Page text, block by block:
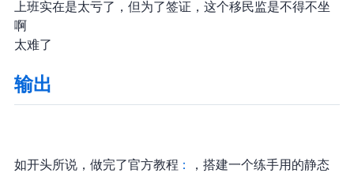
上班实在是太亏了，但为了签证，这个移民监是不得不坐
啊…
太难了
输出
如开头所说，做完了 Astro 官方教程 Tutorial： Build a blog
，搭建一个练手用的静态